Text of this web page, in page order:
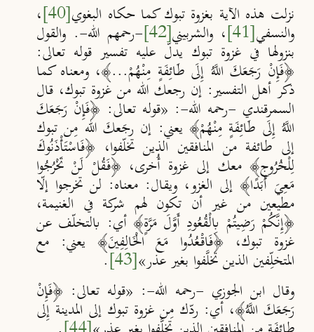
نزلت هذه الآية بغزوة تبوك كما حكاه البغوي[40] ،
والنسفي[41] ، والشربيني[42] -رحمهم الله-. والقول
بنزولها في غزوة تبوك يدلّ عليه تفسير قوله تعالى:
﴿فَإِنْ رَجَعَكَ اللَّهُ إِلَى طَائِفَةٍ مِنْهُمْ...﴾، ومعناه كما
ذكر أهل التفسير: إن رجعك الله من غزوة تبوك، قال
السمرقندي -رحمه الله-: «قوله تعالى: ﴿فَإِنْ رَجَعَكَ
اللَّهُ إِلَى طَائِفَةٍ مِنْهُمْ﴾ يعني: إن رجَعكَ الله مِن تبوك
إلى طائفة من المنافقين الذين تخلّفوا، ﴿فَاسْتَأْذَنُوكَ
لِلْخُرُوجِ﴾ معك إلى غزوة أُخرى، ﴿فَقُلْ لَنْ تَخْرُجُوا
مَعِيَ أَبَدًا﴾ إلى الغزو، ويقال: معناه: لن تخرجوا إلّا
مطيعين من غير أن تكون لهم شركة في الغنيمة،
﴿إِنَّكُمْ رَضِيتُمْ بِالْقُعُودِ أَوَّلَ مَرَّةٍ﴾ أي: بالتخلّف عن
غزوة تبوك، ﴿فَاقْعُدُوا مَعَ الْخَالِفِينَ﴾ يعني: مع
المتخلِّفين الذين تخلَّفوا بغير عذر»[43]
.
وقال ابن الجوزي -رحمه الله-: «قوله تعالى: ﴿فَإِنْ
رَجَعَكَ اللَّهُ﴾، أي: ردّك مِن غزوة تبوك إلى المدينة إِلى